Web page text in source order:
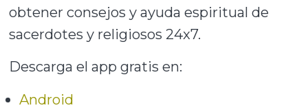
obtener consejos y ayuda espiritual de
sacerdotes y religiosos 24x7.
Descarga el app gratis en:
Android